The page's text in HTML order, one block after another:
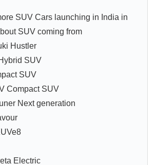
SUV Cars launching in India in
SUV coming from
Hustler
SUV
SUV
Compact SUV
Next generation
Electric